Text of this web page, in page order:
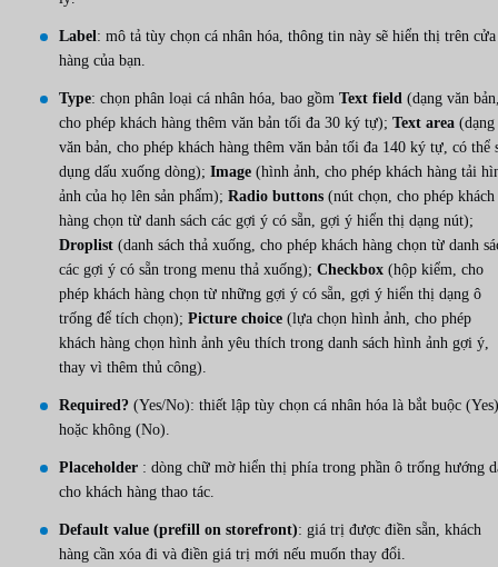
Label : mô tả tùy chọn cá nhân hóa, thông tin này sẽ hiển thị trên cửa
hàng của bạn.
Type: chọn phân loại cá nhân hóa, bao gồm Text field (dạng văn
cho phép khách hàng thêm văn bản tối đa 30 ký tự); Text area (dạng
văn bản, cho phép khách hàng thêm văn bản tối đa 140 ký tự, có thể
dụng dấu xuống dòng); Image (hình ảnh, cho phép khách hàng tải
ảnh của họ lên sản phẩm); Radio buttons (nút chọn, cho phép khách
hàng chọn từ danh sách các gợi ý có sẵn, gợi ý hiển thị dạng nút);
Droplist (danh sách thả xuống, cho phép khách hàng chọn từ danh
các gợi ý có sẵn trong menu thả xuống); Checkbox (hộp kiểm, cho
phép khách hàng chọn từ những gợi ý có sẵn, gợi ý hiển thị dạng ô
trống để tích chọn); Picture choice (lựa chọn hình ảnh, cho phép
khách hàng chọn hình ảnh yêu thích trong danh sách hình ảnh gợi ý,
thay vì thêm thủ công).
Required? (Yes/No): thiết lập tùy chọn cá nhân hóa là bắt buộc (Yes)
hoặc không (No).
Placeholder : dòng chữ mờ hiển thị phía trong phần ô trống hướng
cho khách hàng thao tác.
Default value (prefill on storefront): giá trị được điền sẵn, khách
hàng cần xóa đi và điền giá trị mới nếu muốn thay đổi.